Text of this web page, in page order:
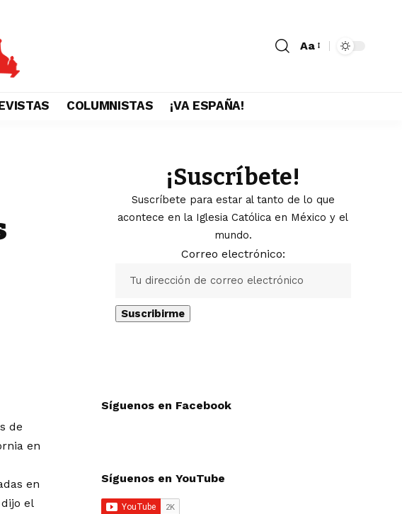
Aa
COLUMNISTAS ¡VA ESPAÑA!
de
en
en
el
¡Suscríbete!
Suscríbete para estar al tanto de lo que
acontece en la Iglesia Católica en México y el
mundo.
Correo electrónico:
Síguenos en Facebook
Síguenos en YouTube